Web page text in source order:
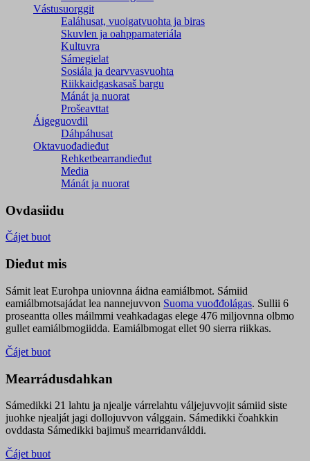
Vástusuorggit
Ealáhusat, vuoigatvuohta ja biras
Skuvlen ja oahppamateriála
Kultuvra
Sámegielat
Sosiála ja dearvvasvuohta
Riikkaidgaskasaš bargu
Mánát ja nuorat
Prošeavttat
Áigeguovdil
Dáhpáhusat
Oktavuođadieđut
Rehketbearrandieđut
Media
Mánát ja nuorat
Ovdasiidu
Čájet buot
Dieđut mis
Sámit leat Eurohpa uniovnna áidna eamiálbmot. Sámiid
eamiálbmotsajádat lea nannejuvvon Suoma vuođđolágas. Sullii 6
proseantta olles máilmmi veahkadagas elege 476 miljovnna olbmo
gullet eamiálbmogiidda. Eamiálbmogat ellet 90 sierra riikkas.
Čájet buot
Mearrádusdahkan
Sámedikki 21 lahtu ja njealje várrelahtu váljejuvvojit sámiid siste
juohke njealját jagi dollojuvvon válggain. Sámedikki čoahkkin
ovddasta Sámedikki bajimuš mearridanválddi.
Čájet buot